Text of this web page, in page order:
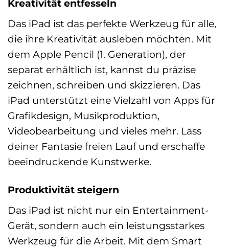
Kreativität entfesseln
Das iPad ist das perfekte Werkzeug für alle,
die ihre Kreativität ausleben möchten. Mit
dem Apple Pencil (1. Generation), der
separat erhältlich ist, kannst du präzise
zeichnen, schreiben und skizzieren. Das
iPad unterstützt eine Vielzahl von Apps für
Grafikdesign, Musikproduktion,
Videobearbeitung und vieles mehr. Lass
deiner Fantasie freien Lauf und erschaffe
beeindruckende Kunstwerke.
Produktivität steigern
Das iPad ist nicht nur ein Entertainment-
Gerät, sondern auch ein leistungsstarkes
Werkzeug für die Arbeit. Mit dem Smart